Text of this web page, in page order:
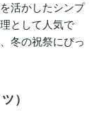
活かしたシンプ
として人気で
冬の祝祭にぴっ
）